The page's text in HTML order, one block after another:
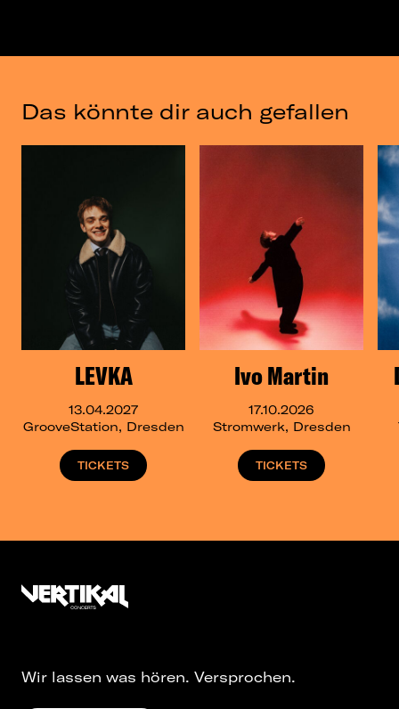
Das könnte dir auch gefallen
LEVKA
13.04.2027
GrooveStation, Dresden
TICKETS
Ivo Martin
17.10.2026
Stromwerk, Dresden
TICKETS
Wir lassen was hören. Versprochen.